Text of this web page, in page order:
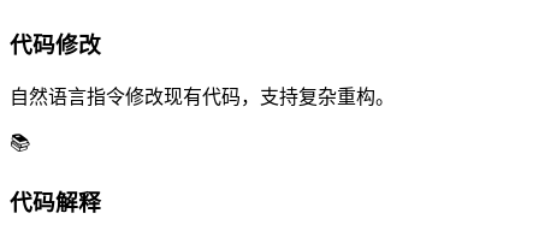
代码修改
自然语言指令修改现有代码，支持复杂重构。
📚
代码解释